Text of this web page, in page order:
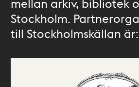
mellan arkiv, bibliotek
Stockholm.
till Stockholmskällan är: